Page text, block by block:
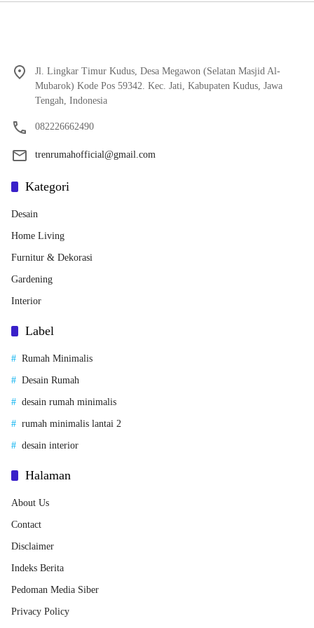
Jl. Lingkar Timur Kudus, Desa Megawon (Selatan Masjid Al-
Mubarok) Kode Pos 59342. Kec. Jati, Kabupaten Kudus, Jawa
Tengah, Indonesia
082226662490
trenrumahofficial@gmail.com
Kategori
Desain
Home Living
Furnitur & Dekorasi
Gardening
Interior
Label
Rumah Minimalis
Desain Rumah
desain rumah minimalis
rumah minimalis lantai 2
desain interior
Halaman
About Us
Contact
Disclaimer
Indeks Berita
Pedoman Media Siber
Privacy Policy